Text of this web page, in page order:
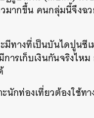
มากขึ้น คนกลุ่มนี้จึงฉ
มีทางที่เป็นบันไดปูน
ารเก็บเงินกันจริงไห
ะนักท่องเที่ยวต้องใช้